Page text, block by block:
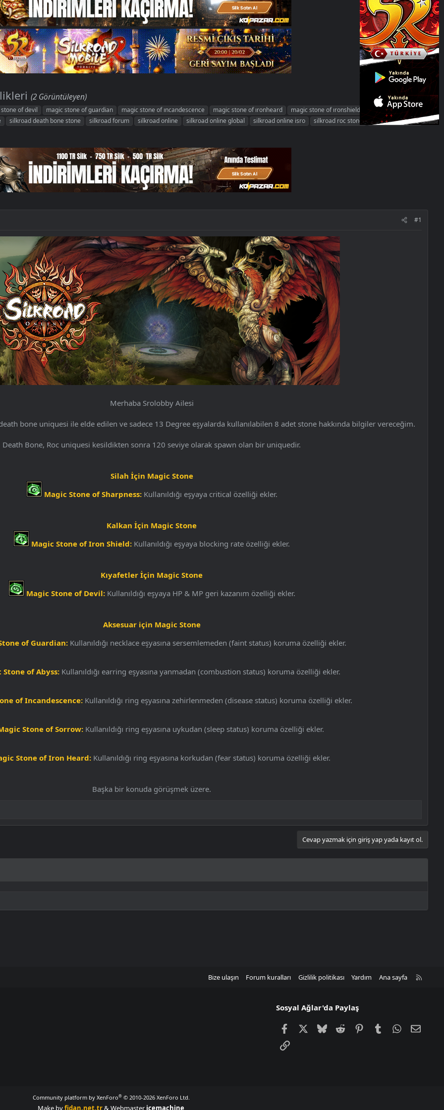
(2 Görüntüleyen)
of devil magic stone of guardian magic stone of ıncandescence magic stone of ıronheard
magic stone of ıronshield
silkroad death bone stone silkroad forum silkroad online silkroad online global silkroad online isro silkroad roc stone
silkroad wemade
#1
Merhaba Srolobby Ailesi
bone uniquesi ile elde edilen ve sadece 13 Degree eşyalarda kullanılabilen 8 adet stone hakkında bilgiler vereceğim.
Death Bone, Roc uniquesi kesildikten sonra 120 seviye olarak spawn olan bir uniquedir.
Silah İçin Magic Stone
Magic Stone of Sharpness: Kullanıldığı eşyaya critical özelliği ekler.
Kalkan İçin Magic Stone
Magic Stone of Iron Shield: Kullanıldığı eşyaya blocking rate özelliği ekler.
Kıyafetler İçin Magic Stone
Magic Stone of Devil:Kullanıldığı eşyaya HP & MP geri kazanım özelliği ekler.
Aksesuar için Magic Stone
of Guardian:Kullanıldığı necklace eşyasına sersemlemeden (faint status) koruma özelliği ekler.
Stone of Abyss: Kullanıldığı earring eşyasına yanmadan (combustion status) koruma özelliği ekler.
of Incandescence:Kullanıldığı ring eşyasına zehirlenmeden (disease status) koruma özelliği ekler.
Stone of Sorrow:Kullanıldığı ring eşyasına uykudan (sleep status) koruma özelliği ekler.
Stone of Iron Heard:Kullanıldığı ring eşyasına korkudan (fear status) koruma özelliği ekler.
Başka bir konuda görüşmek üzere.​
Cevap yazmak için giriş yap yada kayıt ol.
Bize ulaşın Forum kuralları Gizlilik politikası Yardım Ana sayfa
Sosyal Ağlar'da Paylaş
Facebook BlueskyReddit PinterestTumblrWhatsApp
E-
Link
Community platform by XenForo® © 2010-2026 XenForo Ltd.
Make byfidan.net.tr& Webmaster icemachine